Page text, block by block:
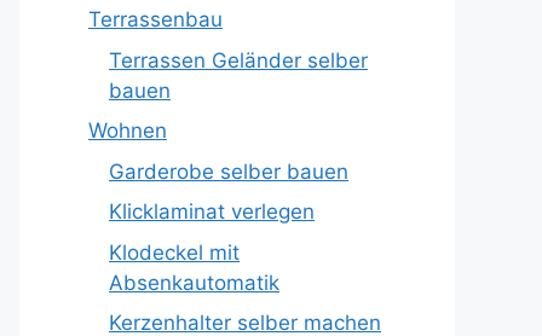
Terrassenbau
Terrassen Geländer selber
bauen
Wohnen
Garderobe selber bauen
Klicklaminat verlegen
Klodeckel mit
Absenkautomatik
Kerzenhalter selber machen